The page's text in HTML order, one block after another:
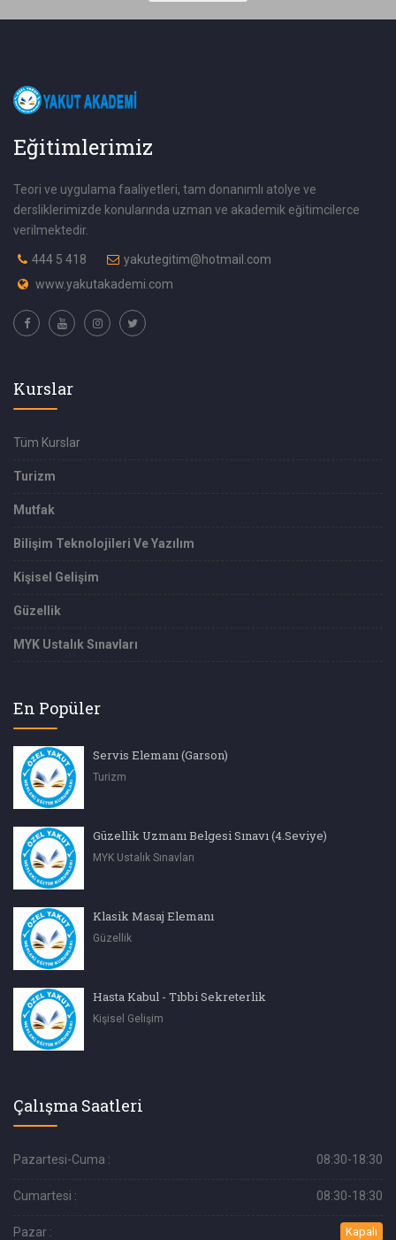
Eğitimlerimiz
Teori ve uygulama faaliyetleri, tam donanımlı atolye ve
dersliklerimizde konularında uzman ve akademik eğitimcilerce
verilmektedir.
444 5 418
yakutegitim@hotmail.com
www.yakutakademi.com
Kurslar
Tüm Kurslar
Turizm
Mutfak
Bilişim Teknolojileri Ve Yazılım
Kişisel Gelişim
Güzellik
MYK Ustalık Sınavları
En Popüler
Servis Elemanı (Garson)
Turizm
Güzellik Uzmanı Belgesi Sınavı (4.Seviye)
MYK Ustalık Sınavları
Klasik Masaj Elemanı
Güzellik
Hasta Kabul - Tıbbi Sekreterlik
Kişisel Gelişim
Çalışma Saatleri
Pazartesi-Cuma : 08:30-18:30
Cumartesi : 08:30-18:30
Pazar : Kapalı